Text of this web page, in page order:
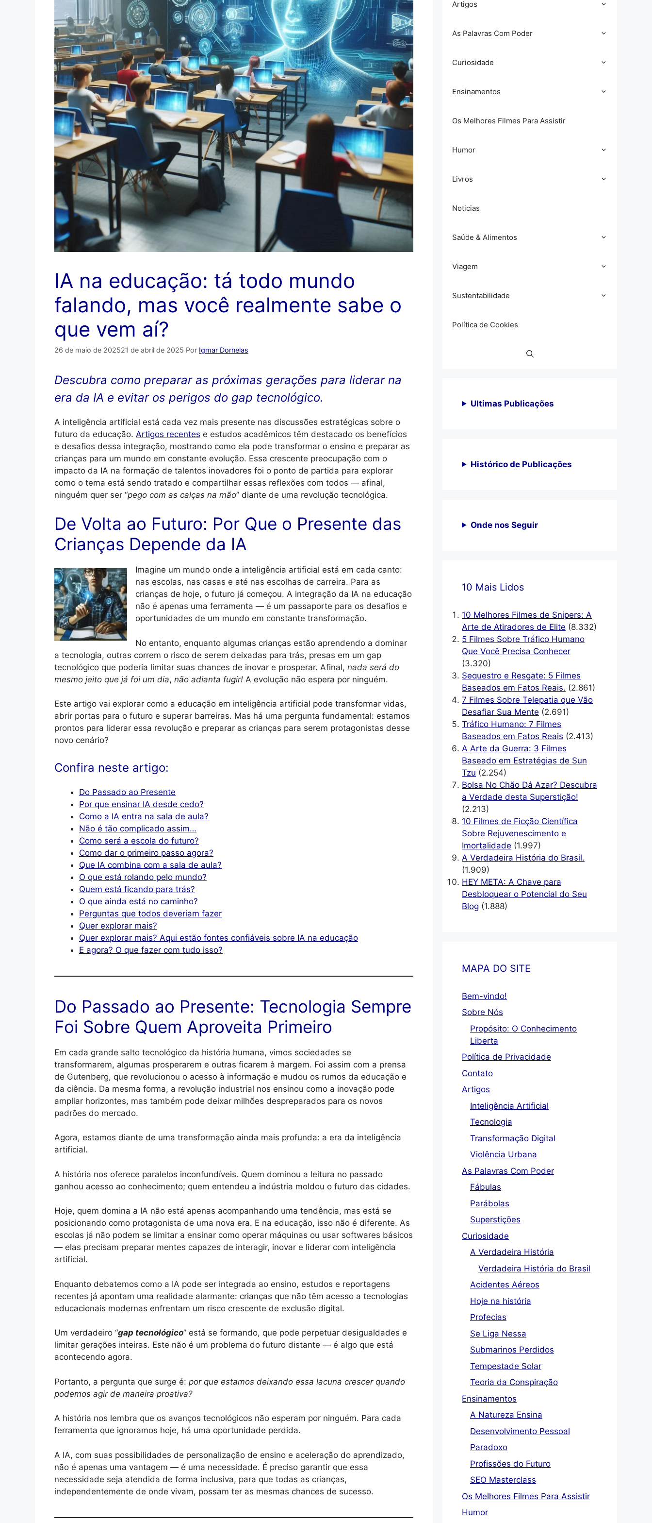
IA na educação: tá todo mundo
falando, mas você realmente sabe o
que vem aí?
26 de maio de 202521 de abril de 2025 Por Igmar Dornelas
Descubra como preparar as próximas gerações para liderar na
era da IA e evitar os perigos do gap tecnológico.
A inteligência artificial está cada vez mais presente nas discussões estratégicas sobre o
futuro da educação. Artigos recentes e estudos acadêmicos têm destacado os benefícios
e desafios dessa integração, mostrando como ela pode transformar o ensino e preparar as
crianças para um mundo em constante evolução. Essa crescente preocupação com o
impacto da IA na formação de talentos inovadores foi o ponto de partida para explorar
como o tema está sendo tratado e compartilhar essas reflexões com todos — afinal,
ninguém quer ser “pego com as calças na mão” diante de uma revolução tecnológica.
De Volta ao Futuro: Por Que o Presente das
Crianças Depende da IA
Imagine um mundo onde a inteligência artificial está em cada canto:
nas escolas, nas casas e até nas escolhas de carreira. Para as
crianças de hoje, o futuro já começou. A integração da IA na educação
não é apenas uma ferramenta — é um passaporte para os desafios e
oportunidades de um mundo em constante transformação.
No entanto, enquanto algumas crianças estão aprendendo a dominar
a tecnologia, outras correm o risco de serem deixadas para trás, presas em um gap
tecnológico que poderia limitar suas chances de inovar e prosperar. Afinal, nada será do
mesmo jeito que já foi um dia, não adianta fugir! A evolução não espera por ninguém.
Este artigo vai explorar como a educação em inteligência artificial pode transformar vidas,
abrir portas para o futuro e superar barreiras. Mas há uma pergunta fundamental: estamos
prontos para liderar essa revolução e preparar as crianças para serem protagonistas desse
novo cenário?
Confira neste artigo:
Do Passado ao Presente
Por que ensinar IA desde cedo?
Como a IA entra na sala de aula?
Não é tão complicado assim…
Como será a escola do futuro?
Como dar o primeiro passo agora?
Que IA combina com a sala de aula?
O que está rolando pelo mundo?
Quem está ficando para trás?
O que ainda está no caminho?
Perguntas que todos deveriam fazer
Quer explorar mais?
Quer explorar mais? Aqui estão fontes confiáveis sobre IA na educação
E agora? O que fazer com tudo isso?
Do Passado ao Presente: Tecnologia Sempre
Foi Sobre Quem Aproveita Primeiro
Em cada grande salto tecnológico da história humana, vimos sociedades se
transformarem, algumas prosperarem e outras ficarem à margem. Foi assim com a prensa
de Gutenberg, que revolucionou o acesso à informação e mudou os rumos da educação e
da ciência. Da mesma forma, a revolução industrial nos ensinou como a inovação pode
ampliar horizontes, mas também pode deixar milhões despreparados para os novos
padrões do mercado.
Agora, estamos diante de uma transformação ainda mais profunda: a era da inteligência
artificial.
A história nos oferece paralelos inconfundíveis. Quem dominou a leitura no passado
ganhou acesso ao conhecimento; quem entendeu a indústria moldou o futuro das cidades.
Hoje, quem domina a IA não está apenas acompanhando uma tendência, mas está se
posicionando como protagonista de uma nova era. E na educação, isso não é diferente. As
escolas já não podem se limitar a ensinar como operar máquinas ou usar softwares básicos
— elas precisam preparar mentes capazes de interagir, inovar e liderar com inteligência
artificial.
Enquanto debatemos como a IA pode ser integrada ao ensino, estudos e reportagens
recentes já apontam uma realidade alarmante: crianças que não têm acesso a tecnologias
educacionais modernas enfrentam um risco crescente de exclusão digital.
Um verdadeiro “gap tecnológico” está se formando, que pode perpetuar desigualdades e
limitar gerações inteiras. Este não é um problema do futuro distante — é algo que está
acontecendo agora.
Portanto, a pergunta que surge é: por que estamos deixando essa lacuna crescer quando
podemos agir de maneira proativa?
A história nos lembra que os avanços tecnológicos não esperam por ninguém. Para cada
ferramenta que ignoramos hoje, há uma oportunidade perdida.
A IA, com suas possibilidades de personalização de ensino e aceleração do aprendizado,
não é apenas uma vantagem — é uma necessidade. É preciso garantir que essa
necessidade seja atendida de forma inclusiva, para que todas as crianças,
independentemente de onde vivam, possam ter as mesmas chances de sucesso.
Artigos
As Palavras Com Poder
Curiosidade
Ensinamentos
Os Melhores Filmes Para Assistir
Humor
Livros
Noticias
Saúde & Alimentos
Viagem
Sustentabilidade
Política de Cookies
Ultimas Publicações
Histórico de Publicações
Onde nos Seguir
10 Mais Lidos
10 Melhores Filmes de Snipers: A
Arte de Atiradores de Elite (8.332)
5 Filmes Sobre Tráfico Humano
Que Você Precisa Conhecer
(3.320)
Sequestro e Resgate: 5 Filmes
Baseados em Fatos Reais. (2.861)
7 Filmes Sobre Telepatia que Vão
Desafiar Sua Mente (2.691)
Tráfico Humano: 7 Filmes
Baseados em Fatos Reais (2.413)
A Arte da Guerra: 3 Filmes
Baseado em Estratégias de Sun
Tzu (2.254)
Bolsa No Chão Dá Azar? Descubra
a Verdade desta Superstição!
(2.213)
10 Filmes de Ficção Científica
Sobre Rejuvenescimento e
Imortalidade (1.997)
A Verdadeira História do Brasil.
(1.909)
HEY META: A Chave para
Desbloquear o Potencial do Seu
Blog (1.888)
MAPA DO SITE
Bem-vindo!
Sobre Nós
Propósito: O Conhecimento
Liberta
Política de Privacidade
Contato
Artigos
Inteligência Artificial
Tecnologia
Transformação Digital
Violência Urbana
As Palavras Com Poder
Fábulas
Parábolas
Superstições
Curiosidade
A Verdadeira História
Verdadeira História do Brasil
Acidentes Aéreos
Hoje na história
Profecias
Se Liga Nessa
Submarinos Perdidos
Tempestade Solar
Teoria da Conspiração
Ensinamentos
A Natureza Ensina
Desenvolvimento Pessoal
Paradoxo
Profissões do Futuro
SEO Masterclass
Os Melhores Filmes Para Assistir
Humor